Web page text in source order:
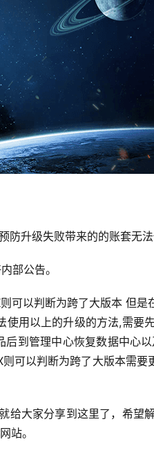
防升级失败带来的的账套无法
部公告。
可以判断为跨了大版本 但是
用以上的升级的方法,需要
到管理中心恢复数据中心
可以判断为跨了大版本需
给大家分享到这里了，希望
站。